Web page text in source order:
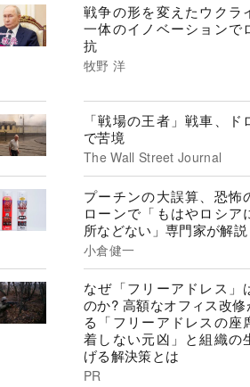
戦争の形を変えたウクラ
一体のイノベーションで
抗
牧野 洋
「戦場の王者」戦車、ド
で苦境
The Wall Street Journal
プーチンの大誤算、恐怖
ローンで「もはやロシア
所などない」専門家が解説
小倉健一
なぜ「フリーアドレス」
のか? 高額なオフィス改
る「フリーアドレスの座
着しない元凶」と組織の
げる解決策とは
PR